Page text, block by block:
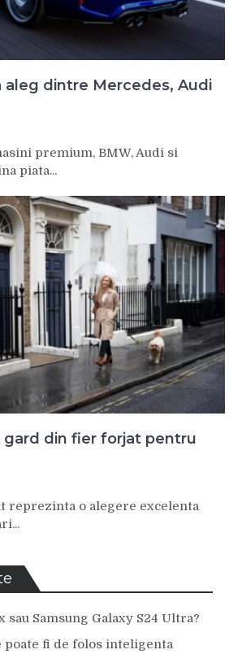
aleg dintre Mercedes, Audi
premium, BMW, Audi si
piata...
gard din fier forjat pentru
reprezinta o alegere excelenta
sau Samsung Galaxy S24 Ultra?
poate fi de folos inteligenta